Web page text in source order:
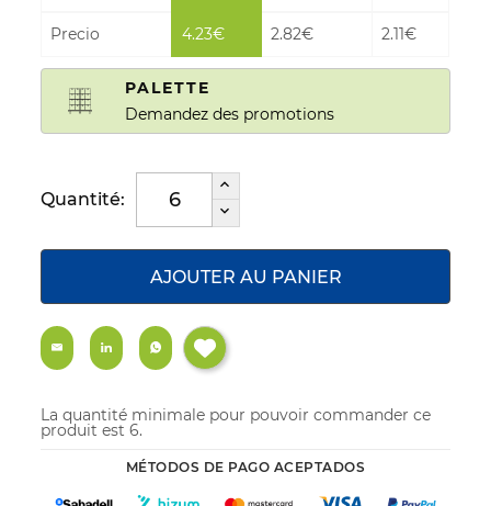
Precio 4.23€ 2.82€ 2.11€
PALETTE
Demandez des promotions
Quantité:
AJOUTER AU PANIER
La quantité minimale pour pouvoir commander ce
produit est 6.
MÉTODOS DE PAGO ACEPTADOS